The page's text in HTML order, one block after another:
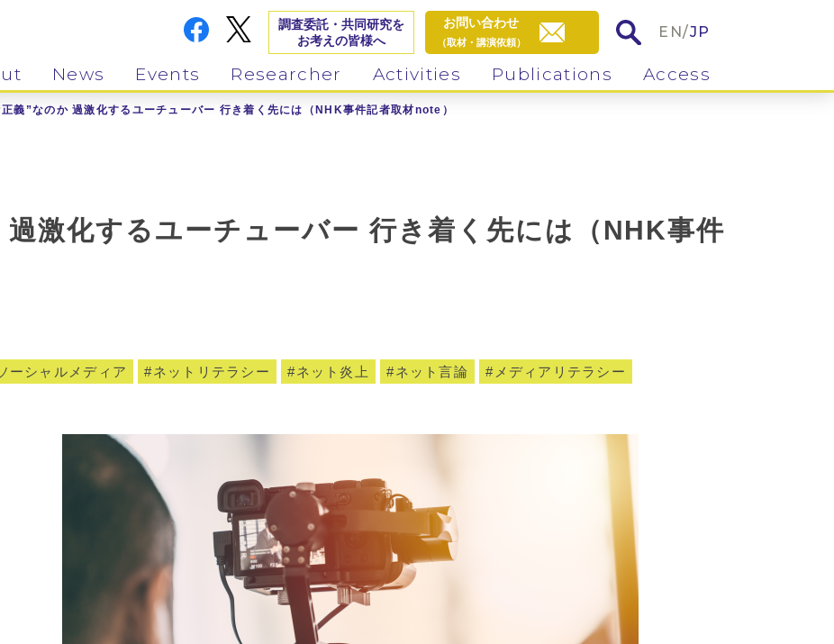
調査委託・共同研究を
お考えの皆様へ
お問い合わせ
（取材・講演依頼）
EN/JP
News Events Researcher Activities Publications Access
正義”なのか 過激化するユーチューバー 行き着く先には（NHK事件記者取材note）
激化するユーチューバー 行き着く先には（NHK事件
ーシャルメディア ネットリテラシー ネット炎上 ネット言論 メディアリテラシー